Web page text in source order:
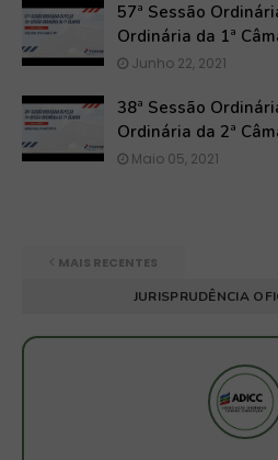
57ª Sessão
Ordinária da 1ª
Junho 22, 2021
38ª Sessão
Ordinária da 2ª
Maio 05, 2021
MAIS RECENTES
JURISPRUDÊNCIA